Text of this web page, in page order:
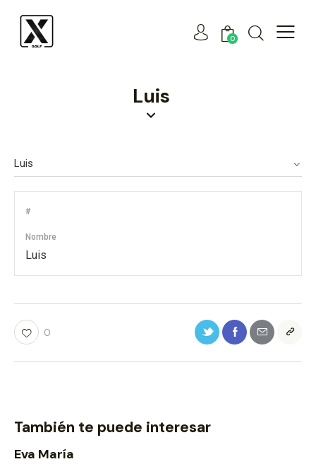
0
Luis
#
Nombre
Luis
0
También te puede interesar
Eva María